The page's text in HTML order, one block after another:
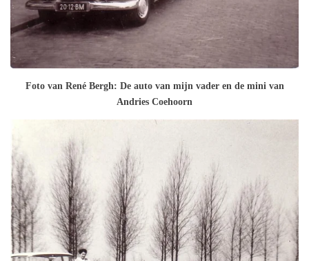
Foto van René Bergh: De auto van mijn vader en de mini van
Andries Coehoorn